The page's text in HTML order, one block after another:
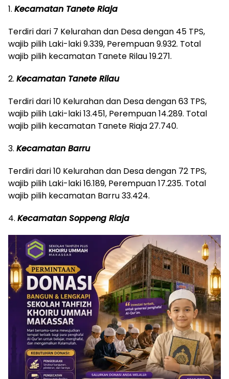
1. Kecamatan Tanete Riaja
Terdiri dari 7 Kelurahan dan Desa dengan 45 TPS,
wajib pilih Laki-laki 9.339, Perempuan 9.932. Total
wajib pilih kecamatan Tanete Rilau 19.271.
2. Kecamatan Tanete Rilau
Terdiri dari 10 Kelurahan dan Desa dengan 63 TPS,
wajib pilih Laki-laki 13.451, Perempuan 14.289. Total
wajib pilih kecamatan Tanete Riaja 27.740.
3. Kecamatan Barru
Terdiri dari 10 Kelurahan dan Desa dengan 72 TPS,
wajib pilih Laki-laki 16.189, Perempuan 17.235. Total
wajib pilih kecamatan Barru 33.424.
4. Kecamatan Soppeng Riaja